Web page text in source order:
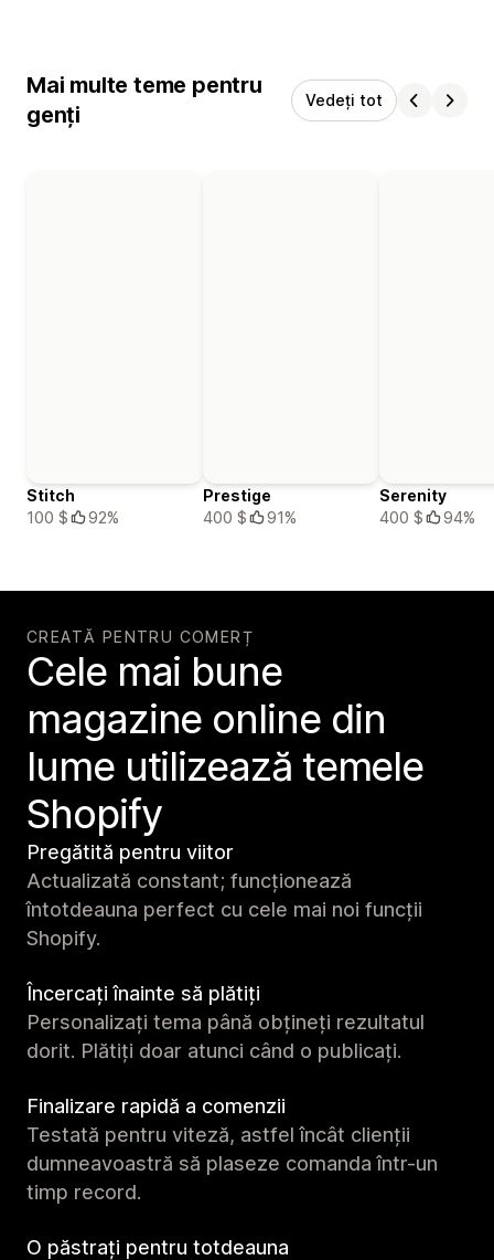
Mai multe teme pentru
genți
Vedeți tot
Stitch
100 $
92%
Prestige
400 $
91%
Serenity
400 $
94%
CREATĂ PENTRU COMERȚ
Cele mai bune
magazine online din
lume utilizează temele
Shopify
Pregătită pentru viitor
Actualizată constant; funcționează
întotdeauna perfect cu cele mai noi funcții
Shopify.
Încercați înainte să plătiți
Personalizați tema până obțineți rezultatul
dorit. Plătiți doar atunci când o publicați.
Finalizare rapidă a comenzii
Testată pentru viteză, astfel încât clienții
dumneavoastră să plaseze comanda într-un
timp record.
O păstrați pentru totdeauna